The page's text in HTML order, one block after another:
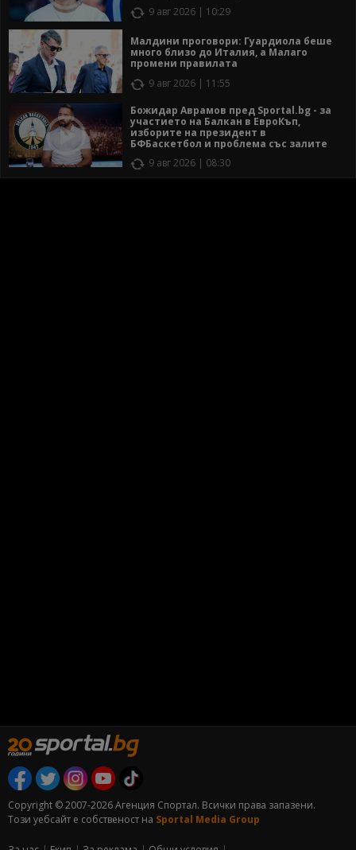
9 авг 2026 | 10:29
Малдини проговори: Гуардиола беше
много близо до Италия, а Малаго
промени правилата
9 авг 2026 | 11:55
Божидар Аврамов пред Sportal.bg - за
участието на Балкан в ЕвроКъп,
изборите на президент в
БФБаскетбол и проблема със залите
9 авг 2026 | 08:30
Copyright © 2007-2026 Агенция Спортал. Всички права запазени.
Този уебсайт е собственост на Sportal Media Group